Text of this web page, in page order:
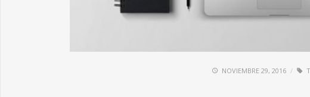
NOVIEMBRE 29, 2016